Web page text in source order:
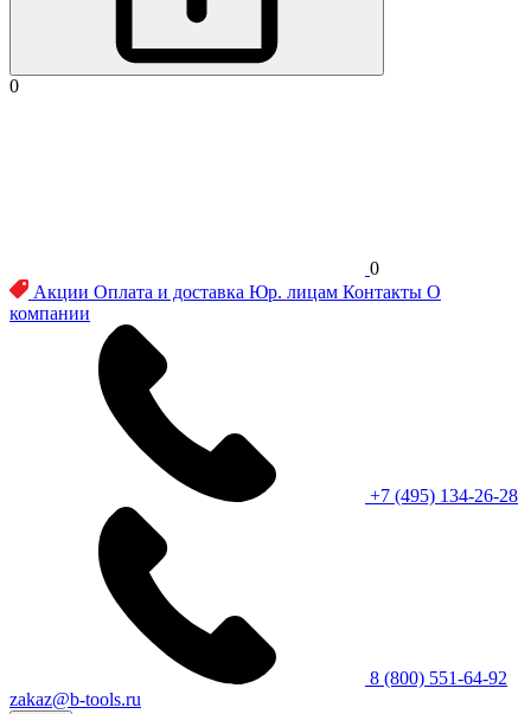
0
0
Акции Оплата и доставка Юр. лицам Контакты О
компании
+7 (495) 134-26-28
8 (800) 551-64-92
zakaz@b-tools.ru